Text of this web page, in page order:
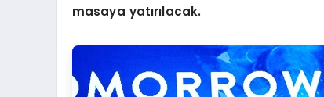
masaya yatırılacak.